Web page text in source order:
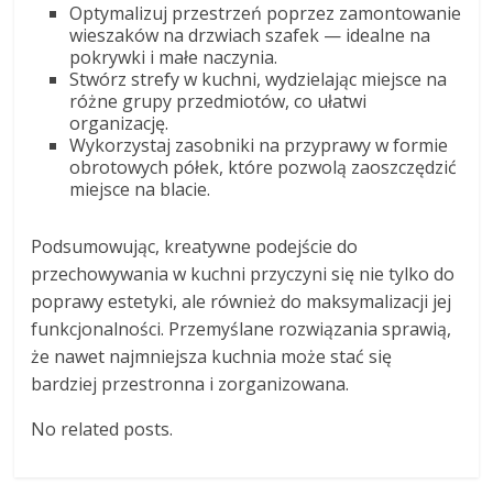
Optymalizuj przestrzeń poprzez zamontowanie
wieszaków na drzwiach szafek — idealne na
pokrywki i małe naczynia.
Stwórz strefy w kuchni, wydzielając miejsce na
różne grupy przedmiotów, co ułatwi
organizację.
Wykorzystaj zasobniki na przyprawy w formie
obrotowych półek, które pozwolą zaoszczędzić
miejsce na blacie.
Podsumowując, kreatywne podejście do
przechowywania w kuchni przyczyni się nie tylko do
poprawy estetyki, ale również do maksymalizacji jej
funkcjonalności. Przemyślane rozwiązania sprawią,
że nawet najmniejsza kuchnia może stać się
bardziej przestronna i zorganizowana.
No related posts.